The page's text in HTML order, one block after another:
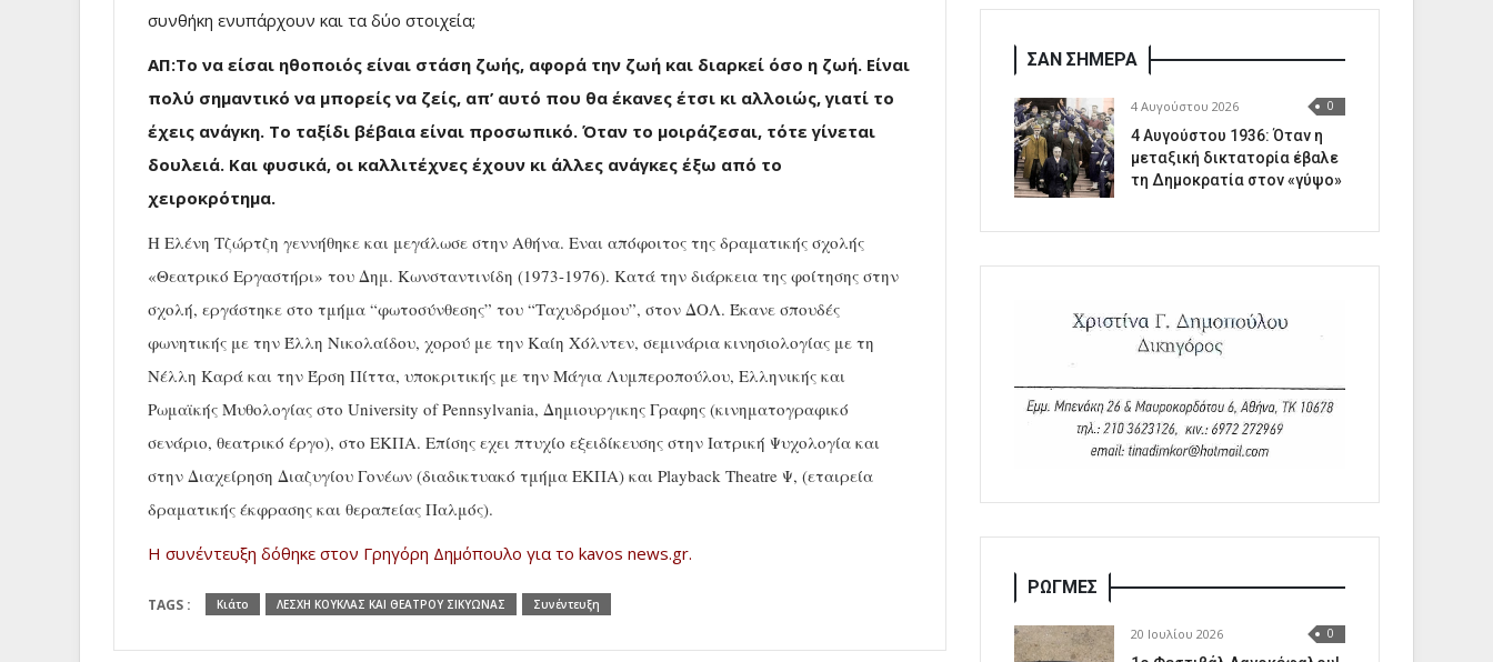
συνθήκη ενυπάρχουν και τα δύο στοιχεία;
ΑΠ:Το να είσαι ηθοποιός είναι στάση ζωής, αφορά την ζωή και διαρκεί όσο η ζωή. Είναι
πολύ σημαντικό να μπορείς να ζείς, απ’ αυτό που θα έκανες έτσι κι αλλοιώς, γιατί το
έχεις ανάγκη. Το ταξίδι βέβαια είναι προσωπικό. Όταν το μοιράζεσαι, τότε γίνεται
δουλειά. Και φυσικά, οι καλλιτέχνες έχουν κι άλλες ανάγκες έξω από το
χειροκρότημα.
Η Ελένη Τζώρτζη γεννήθηκε και μεγάλωσε στην Αθήνα. Εναι απόφοιτος της δραματικής σχολής
«Θεατρικό Εργαστήρι» του Δημ. Κωνσταντινίδη (1973-1976). Κατά την διάρκεια της φοίτησης στην
σχολή, εργάστηκε στο τμήμα “φωτοσύνθεσης” του “Ταχυδρόμου”, στον ΔΟΛ. Έκανε σπουδές
φωνητικής με την Έλλη Νικολαίδου, χορού με την Καίη Χόλντεν, σεμινάρια κινησιολογίας με τη
Νέλλη Καρά και την Έρση Πίττα, υποκριτικής με την Μάγια Λυμπεροπούλου, Ελληνικής και
Ρωμαϊκής Μυθολογίας στο University of Pennsylvania, Δημιουργικης Γραφης (κινηματογραφικό
σενάριο, θεατρικό έργο), στο ΕΚΠΑ. Επίσης εχει πτυχίο εξειδίκευσης στην Ιατρική Ψυχολογία και
στην Διαχείρηση Διαζυγίου Γονέων (διαδικτυακό τμήμα ΕΚΠΑ) και Playback Τheatre Ψ, (εταιρεία
δραματικής έκφρασης και θεραπείας Παλμός).
Η συνέντευξη δόθηκε στον Γρηγόρη Δημόπουλο για το kavos news.gr.
TAGS : Κιάτο ΛΕΣΧΗ ΚΟΥΚΛΑΣ ΚΑΙ ΘΕΑΤΡΟΥ ΣΙΚΥΩΝΑΣ Συνέντευξη
ΣΑΝ ΣΗΜΕΡΑ
4 Αυγούστου 2026 0
4 Αυγούστου 1936: Όταν η
μεταξική δικτατορία έβαλε
τη Δημοκρατία στον «γύψο»
ΡΩΓΜΕΣ
20 Ιουλίου 2026 0